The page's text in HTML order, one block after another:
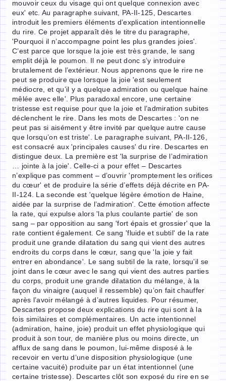
mouvoir ceux du visage qui ont quelque connexion avec
eux' etc. Au paragraphe suivant, PA-II-125, Descartes
introduit les premiers éléments d’explication intentionnelle
du rire. Ce projet apparaît dès le titre du paragraphe,
'Pourquoi il n’accompagne point les plus grandes joies'.
C’est parce que lorsque la joie est très grande, le sang
emplit déjà le poumon. Il ne peut donc s’y introduire
brutalement de l’extérieur. Nous apprenons que le rire ne
peut se produire que lorsque la joie 'est seulement
médiocre, et qu’il y a quelque admiration ou quelque haine
mêlée avec elle'. Plus paradoxal encore, une certaine
tristesse est requise pour que la joie et l’admiration subites
déclenchent le rire. Dans les mots de Descartes : 'on ne
peut pas si aisément y être invité par quelque autre cause
que lorsqu’on est triste'. Le paragraphe suivant, PA-II-126,
est consacré aux 'principales causes' du rire. Descartes en
distingue deux. La première est 'la surprise de l’admiration
… jointe à la joie'. Celle-ci a pour effet – Descartes
n’explique pas comment – d’ouvrir 'promptement les orifices
du cœur' et de produire la série d’effets déjà décrite en PA-
II-124. La seconde est 'quelque légère émotion de Haine,
aidée par la surprise de l’admiration'. Cette émotion affecte
la rate, qui expulse alors 'la plus coulante partie' de son
sang – par opposition au sang 'fort épais et grossier' que la
rate contient également. Ce sang 'fluide et subtil' de la rate
produit une grande dilatation du sang qui vient des autres
endroits du corps dans le cœur, sang que 'la joie y fait
entrer en abondance'. Le sang subtil de la rate, lorsqu’il se
joint dans le cœur avec le sang qui vient des autres parties
du corps, produit une grande dilatation du mélange, à la
façon du vinaigre (auquel il ressemble) qu’on fait chauffer
après l’avoir mélangé à d’autres liquides. Pour résumer,
Descartes propose deux explications du rire qui sont à la
fois similaires et complémentaires. Un acte intentionnel
(admiration, haine, joie) produit un effet physiologique qui
produit à son tour, de manière plus ou moins directe, un
afflux de sang dans le poumon, lui-même disposé à le
recevoir en vertu d’une disposition physiologique (une
certaine vacuité) produite par un état intentionnel (une
certaine tristesse). Descartes clôt son exposé du rire en se